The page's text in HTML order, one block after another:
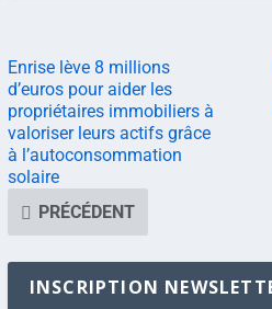
Enrise lève 8 millions
d’euros pour aider les
propriétaires immobiliers à
valoriser leurs actifs grâce
à l’autoconsommation
solaire
PRÉCÉDENT
INSCRIPTION